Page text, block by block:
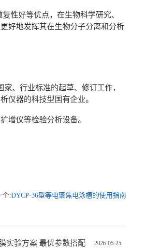
性好等优点，在生物科学研究、
好地发挥其在生物分子分离和分析
、行业标准的起草、修订工作，
仪器的科技型国有企业。
增仪等检验分析设备。
个:DYCP-36型等电聚焦电泳槽的使用指南
2026-05-25
实验方案 最优参数搭配